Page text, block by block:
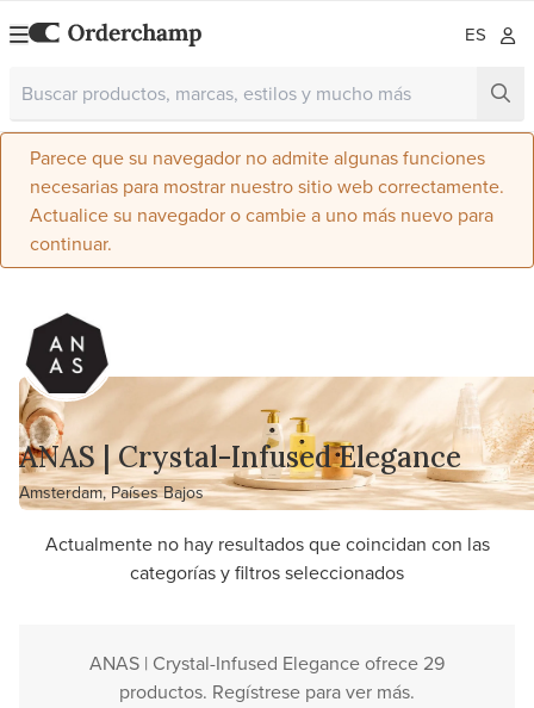
ES
Parece que su navegador no admite algunas funciones
necesarias para mostrar nuestro sitio web correctamente.
Actualice su navegador o cambie a uno más nuevo para
continuar.
ANAS | Crystal-Infused Elegance
Amsterdam, Países Bajos
Actualmente no hay resultados que coincidan con las
categorías y filtros seleccionados
ANAS | Crystal-Infused Elegance ofrece 29
productos. Regístrese para ver más.